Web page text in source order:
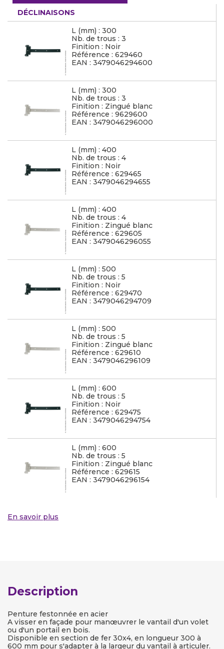
DÉCLINAISONS
L (mm) : 300
Nb. de trous : 3
Finition : Noir
Référence : 629460
EAN : 3479046294600
L (mm) : 300
Nb. de trous : 3
Finition : Zingué blanc
Référence : 9629600
EAN : 3479046296000
L (mm) : 400
Nb. de trous : 4
Finition : Noir
Référence : 629465
EAN : 3479046294655
L (mm) : 400
Nb. de trous : 4
Finition : Zingué blanc
Référence : 629605
EAN : 3479046296055
L (mm) : 500
Nb. de trous : 5
Finition : Noir
Référence : 629470
EAN : 3479046294709
L (mm) : 500
Nb. de trous : 5
Finition : Zingué blanc
Référence : 629610
EAN : 3479046296109
L (mm) : 600
Nb. de trous : 5
Finition : Noir
Référence : 629475
EAN : 3479046294754
L (mm) : 600
Nb. de trous : 5
Finition : Zingué blanc
Référence : 629615
EAN : 3479046296154
En savoir plus
Description
Penture festonnée en acier
A visser en façade pour manœuvrer le vantail d'un volet
ou d'un portail en bois.
Disponible en section de fer 30x4, en longueur 300 à
600 mm pour s'adapter à la largeur du vantail à articuler.